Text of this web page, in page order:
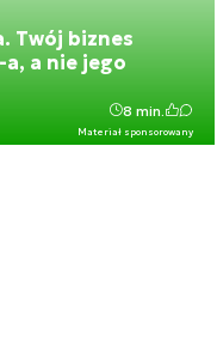
Twój biznes
a nie jego
Materiał sponsorowany
8 min.